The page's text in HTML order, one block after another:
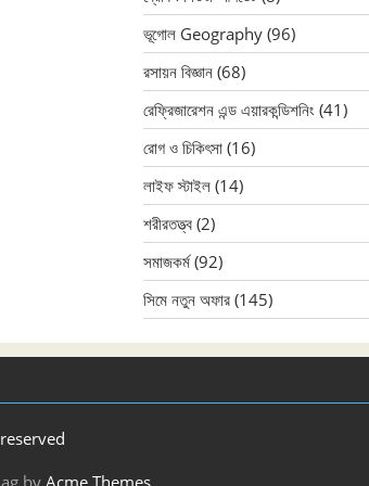
ভূগোল Geography (96)
রসায়ন বিজ্ঞান (68)
রেফ্রিজারেশন এন্ড এয়ারকন্ডিশনিং (41)
রোগ ও চিকিৎসা (16)
লাইফ স্টাইল (14)
শরীরতত্ত্ব (2)
সমাজকর্ম(92)
সিমে নতুন ‍অফার (145)
by Acme Themes